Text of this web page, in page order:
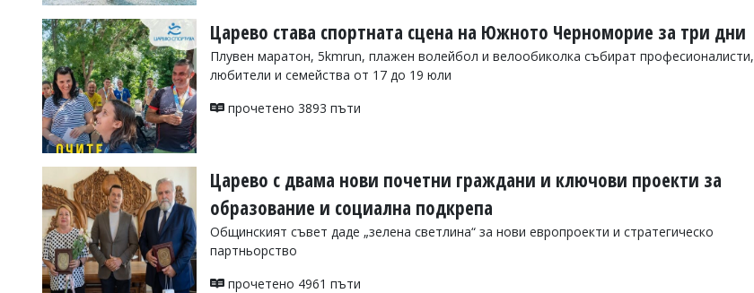
РАЗСЛЕДВАНЕ
БИЗНЕС
Управители:
Веселин
Василев,
v.vasilev@flagman.bg
Касабова,
k.kassabova@flagman.bg
Главен
редактор:
Царево става спортната сцена на Южното Черноморие за три дни
Плувен маратон, 5kmrun, плажен волейбол и велообиколка събират професионалисти,
любители и семейства от 17 до 19 юли
прочетено 3893 пъти
Царево с двама нови почетни граждани и ключови проекти за
образование и социална подкрепа
Общинският съвет даде „зелена светлина“ за нови европроекти и стратегическо
партньорство
прочетено 4961 пъти